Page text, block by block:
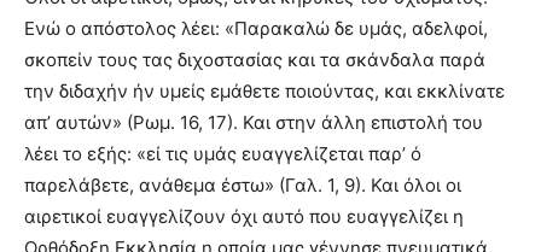
Ενώ ο απόστολος λέει: «Παρακαλώ δε υμάς, αδελφοί,
σκοπείν τους τας διχοστασίας και τα σκάνδαλα παρά
την διδαχήν ήν υμείς εμάθετε ποιούντας, και εκκλίνατε
απ’ αυτών» (Ρωμ. 16, 17). Και στην άλλη επιστολή του
λέει το εξής: «εί τις υμάς ευαγγελίζεται παρ’ ό
παρελάβετε, ανάθεμα έστω» (Γαλ. 1, 9). Και όλοι οι
αιρετικοί ευαγγελίζουν όχι αυτό που ευαγγελίζει η